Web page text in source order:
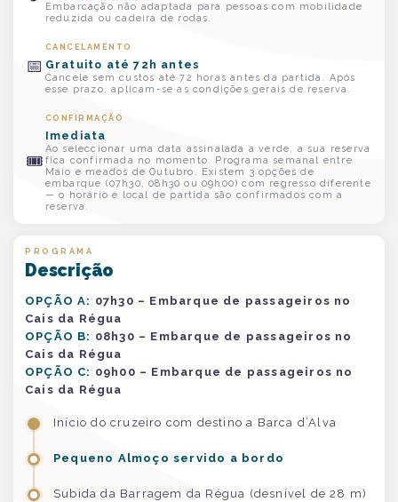
Embarcação não adaptada para pessoas com mobilidade
reduzida ou cadeira de rodas.
📅
CANCELAMENTO
Gratuito até 72h antes
Cancele sem custos até 72 horas antes da partida. Após
esse prazo, aplicam-se as condições gerais de reserva.
🎟
CONFIRMAÇÃO
Imediata
Ao seleccionar uma data assinalada a verde, a sua reserva
fica confirmada no momento. Programa semanal entre
Maio e meados de Outubro. Existem 3 opções de
embarque (07h30, 08h30 ou 09h00) com regresso diferente
— o horário e local de partida são confirmados com a
reserva.
PROGRAMA
Descrição
OPÇÃO A: 07h30 – Embarque de passageiros no
Cais da Régua
OPÇÃO B: 08h30 – Embarque de passageiros no
Cais da Régua
OPÇÃO C: 09h00 – Embarque de passageiros no
Cais da Régua
Início do cruzeiro com destino a Barca d’Alva
Pequeno Almoço servido a bordo
Subida da Barragem da Régua (desnível de 28 m)